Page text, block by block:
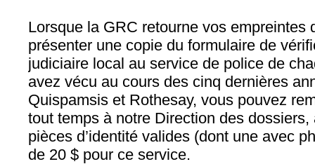
Lorsque la GRC retourne vos empreintes
présenter une copie du formulaire de
judiciaire local au service de police de
avez vécu au cours des cinq dernières
Quispamsis et Rothesay, vous pouvez
tout temps à notre Direction des
pièces d’identité valides (dont une avec
de 20 $ pour ce service.